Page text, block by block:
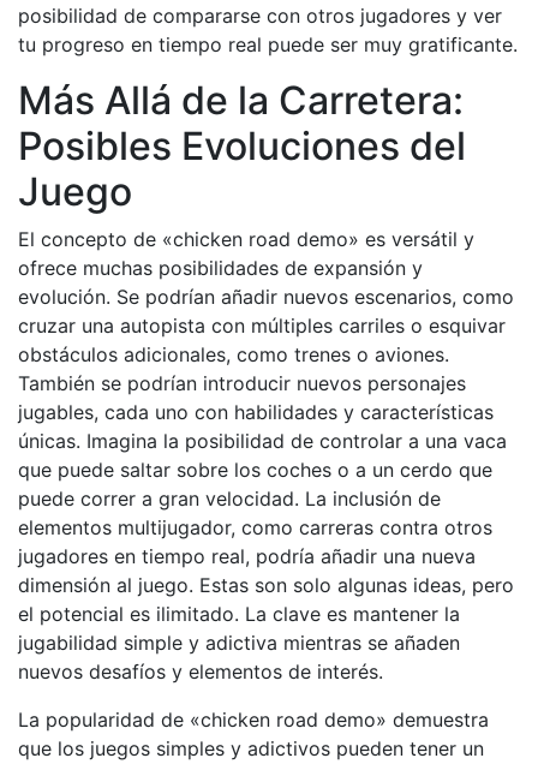
posibilidad de compararse con otros jugadores y ver
tu progreso en tiempo real puede ser muy gratificante.
Más Allá de la Carretera:
Posibles Evoluciones del
Juego
El concepto de «chicken road demo» es versátil y
ofrece muchas posibilidades de expansión y
evolución. Se podrían añadir nuevos escenarios, como
cruzar una autopista con múltiples carriles o esquivar
obstáculos adicionales, como trenes o aviones.
También se podrían introducir nuevos personajes
jugables, cada uno con habilidades y características
únicas. Imagina la posibilidad de controlar a una vaca
que puede saltar sobre los coches o a un cerdo que
puede correr a gran velocidad. La inclusión de
elementos multijugador, como carreras contra otros
jugadores en tiempo real, podría añadir una nueva
dimensión al juego. Estas son solo algunas ideas, pero
el potencial es ilimitado. La clave es mantener la
jugabilidad simple y adictiva mientras se añaden
nuevos desafíos y elementos de interés.
La popularidad de «chicken road demo» demuestra
que los juegos simples y adictivos pueden tener un